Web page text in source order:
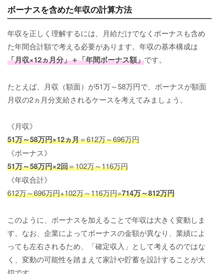
ボーナスを含めた年収の計算方法
年収を正しく理解するには、月給だけでなくボーナスも含め
た年間合計額で考える必要があります。年収の基本構成は
「月収×12ヵ月分」＋「年間ボーナス額」です。
たとえば、月収（額面）が51万～58万円で、ボーナスが額面
月収の2ヵ月分支給されるケースを考えてみましょう。
《月収》
51万～58万円×12ヵ月＝612万～696万円
《ボーナス》
51万～58万円×2回＝102万～116万円
《年収合計》
612万～696万円+102万～116万円=714万～812万円
このように、ボーナスを加えることで年収は大きく変動しま
す。なお、企業によってボーナスの金額が異なり、業績によ
っても左右されるため、「確定収入」として考えるのではな
く、変動の可能性を踏まえて家計や貯蓄を設計することが大